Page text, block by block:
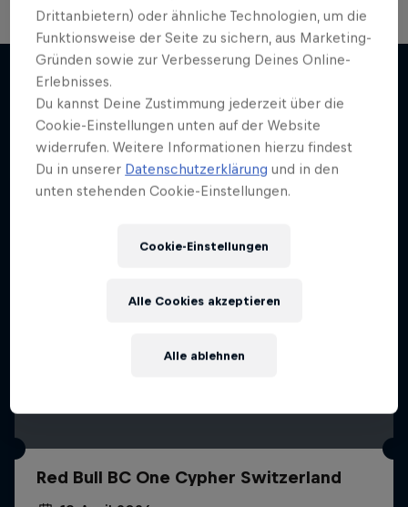
Mehr davon
Red Bull BC One Cypher Switzerland
Drittanbietern) oder ähnliche Technologien, um die
Funktionsweise der Seite zu sichern, aus Marketing-
Gründen sowie zur Verbesserung Deines Online-
Erlebnisses.
Du kannst Deine Zustimmung jederzeit über die
Cookie-Einstellungen unten auf der Website
widerrufen. Weitere Informationen hierzu findest
Du in unserer Datenschutzerklärung und in den
unten stehenden Cookie-Einstellungen.
Cookie-Einstellungen
Alle ablehnen
Alle Cookies akzeptieren